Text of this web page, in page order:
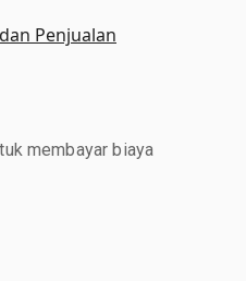
Penjualan
membayar biaya